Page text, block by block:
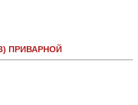
ПРИВАРНОЙ